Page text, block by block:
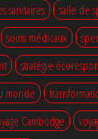
sanitaires
salle de
soins médicaux
stratégie
monde
Cambodge